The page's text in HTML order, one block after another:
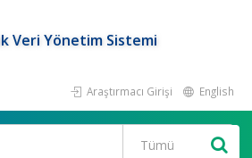
Veri Yönetim Sistemi
Araştırmacı Girişi English